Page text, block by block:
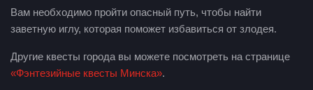
Вам необходимо пройти опасный путь, чтобы найти
заветную иглу, которая поможет избавиться от злодея.
Другие квесты города вы можете посмотреть на странице
«Фэнтезийные квесты Минска».